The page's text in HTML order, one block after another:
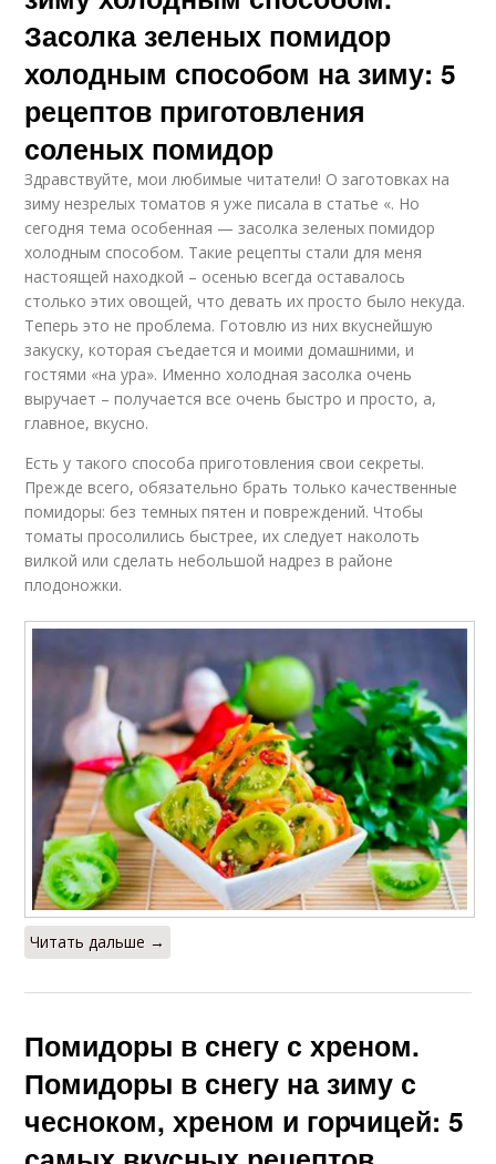
Засолка зеленых помидор
холодным способом на зиму: 5
рецептов приготовления
соленых помидор
Здравствуйте, мои любимые читатели! О заготовках на
зиму незрелых томатов я уже писала в статье «. Но
сегодня тема особенная — засолка зеленых помидор
холодным способом. Такие рецепты стали для меня
настоящей находкой – осенью всегда оставалось
столько этих овощей, что девать их просто было некуда.
Теперь это не проблема. Готовлю из них вкуснейшую
закуску, которая съедается и моими домашними, и
гостями «на ура». Именно холодная засолка очень
выручает – получается все очень быстро и просто, а,
главное, вкусно.
Есть у такого способа приготовления свои секреты.
Прежде всего, обязательно брать только качественные
помидоры: без темных пятен и повреждений. Чтобы
томаты просолились быстрее, их следует наколоть
вилкой или сделать небольшой надрез в районе
плодоножки.
Читать дальше →
Помидоры в снегу с хреном.
Помидоры в снегу на зиму с
чесноком, хреном и горчицей: 5